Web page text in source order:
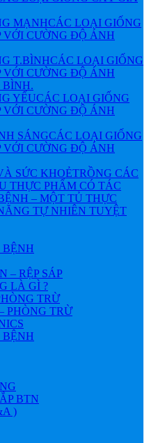
MẠNHCÁC LOẠI GIỐNG
VỚI CƯỜNG ĐỘ ÁNH
T.BÌNHCÁC LOẠI GIỐNG
VỚI CƯỜNG ĐỘ ÁNH
BÌNH.
YẾUCÁC LOẠI GIỐNG
VỚI CƯỜNG ĐỘ ÁNH
SÁNGCÁC LOẠI GIỐNG
VỚI CƯỜNG ĐỘ ÁNH
SỨC KHOẺTRỒNG CÁC
THỰC PHẨM CÓ TÁC
– MỘT TỦ THỰC
TỰ NHIÊN TUYỆT
– RỆP SÁP
LÀ GÌ ?
TRỪ
PHÒNG TRỪ
BTN
)